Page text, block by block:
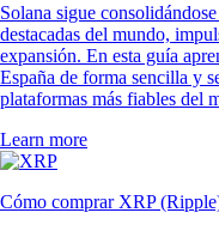
Solana sigue
destacadas del mundo,
expansión. En esta guía
España de forma sencilla y
plataformas más fiables del
Learn more
Cómo comprar XRP